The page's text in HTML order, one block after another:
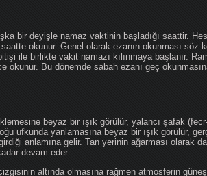
bir deyişle namaz vaktinin başladığı saattir.
okunur. Genel olarak ezanın okunması söz
ile birlikte vakit namazı kılınmaya başlanır.
okunur. Bu dönemde sabah ezanı geç
beyaz bir ışık görülür, yalancı şafak
ufkunda yanlamasına beyaz bir ışık görülür,
anlamına gelir. Tan yerinin ağarması olarak
devam eder.
altında olmasına rağmen atmosferin güneş